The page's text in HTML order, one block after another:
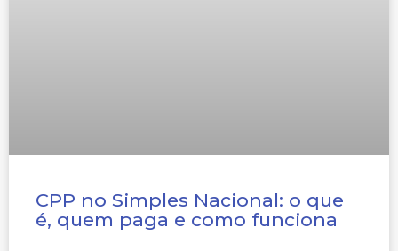
CPP no Simples Nacional: o que
é, quem paga e como funciona